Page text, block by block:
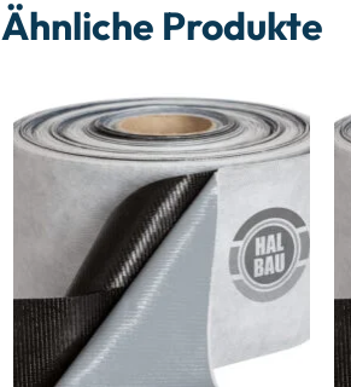
Ähnliche Produkte